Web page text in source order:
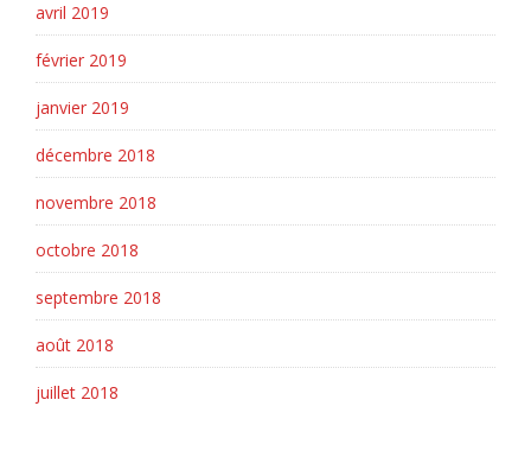
avril 2019
février 2019
janvier 2019
décembre 2018
novembre 2018
octobre 2018
septembre 2018
août 2018
juillet 2018